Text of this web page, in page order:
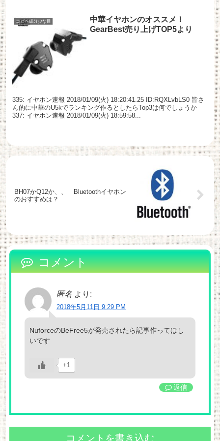
コピペ成分少な目
中華イヤホンのオススメ！
GearBest売り上げTOP5より
335: イヤホン速報 2018/01/09(火) 18:20:41.25 ID:RQXLvbLS0 皆さ
ん的に中華のU5kでランキング作るとしたらTop3は何でしょうか
337: イヤホン速報 2018/01/09(火) 18:59:58...
BH07かQ12か、、 Bluetoothイヤホン
のおすすめは？
コメント
匿名 より:
2018年5月11日 9:29 PM
NuforceのBeFree5が発売されたら記事作ってほし
いです
+1
返信
コメントを書き込む